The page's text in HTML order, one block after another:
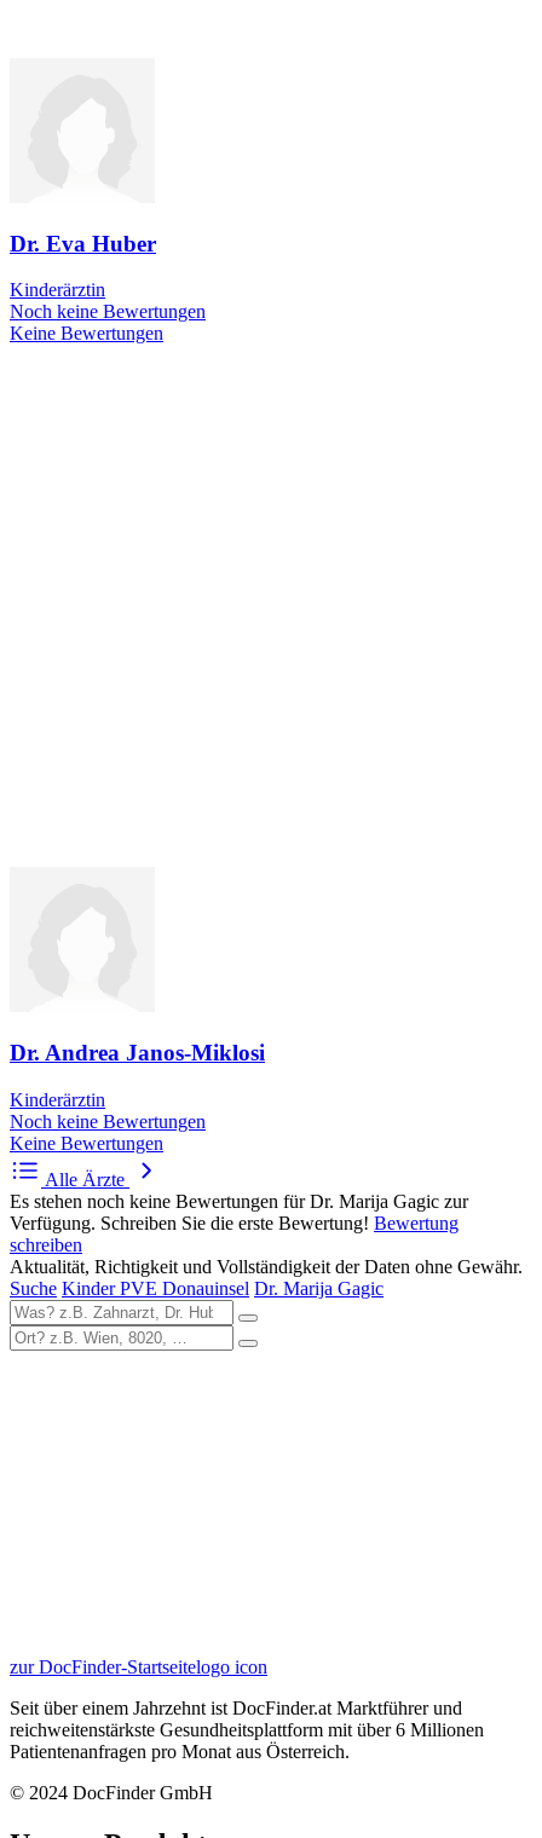
Dr. Eva Huber
Kinderärztin
Noch keine Bewertungen
Keine Bewertungen
Dr. Andrea Janos-Miklosi
Kinderärztin
Noch keine Bewertungen
Keine Bewertungen
Alle Ärzte
Es stehen noch keine Bewertungen für Dr. Marija Gagic zur
Verfügung. Schreiben Sie die erste Bewertung! Bewertung
schreiben
Aktualität, Richtigkeit und Vollständigkeit der Daten ohne Gewähr.
Suche Kinder PVE Donauinsel Dr. Marija Gagic
zur DocFinder-Startseitelogo icon
Seit über einem Jahrzehnt ist DocFinder.at Marktführer und
reichweitenstärkste Gesundheitsplattform mit über 6 Millionen
Patientenanfragen pro Monat aus Österreich.
© 2024 DocFinder GmbH